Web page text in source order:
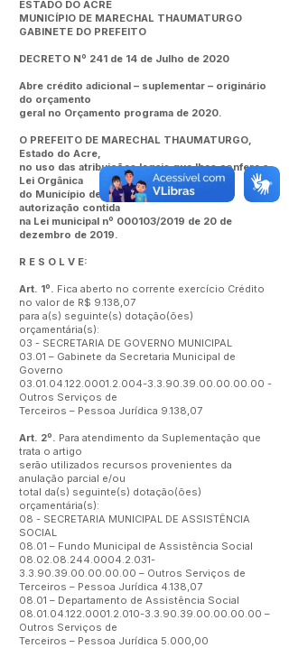
ESTADO DO ACRE
MUNICÍPIO DE MARECHAL THAUMATURGO
GABINETE DO PREFEITO
DECRETO Nº 241 de 14 de Julho de 2020
Abre crédito adicional – suplementar – originário
do orçamento
geral no Orçamento programa de 2020.
O PREFEITO DE MARECHAL THAUMATURGO,
Estado do Acre,
no uso das atribuições legais que lhes confere a
Lei Orgânica
do Município de Marechal Thaumaturgo e
autorização contida
na Lei municipal nº 000103/2019 de 20 de
dezembro de 2019.
R E S O L V E:
Art. 1º. Fica aberto no corrente exercício Crédito
no valor de R$ 9.138,07
para a(s) seguinte(s) dotação(ões)
orçamentária(s):
03 - SECRETARIA DE GOVERNO MUNICIPAL
03.01 – Gabinete da Secretaria Municipal de
Governo
03.01.04.122.0001.2.004-3.3.90.39.00.00.00.00 -
Outros Serviços de
Terceiros – Pessoa Jurídica 9.138,07
Art. 2º. Para atendimento da Suplementação que
trata o artigo
serão utilizados recursos provenientes da
anulação parcial e/ou
total da(s) seguinte(s) dotação(ões)
orçamentária(s):
08 - SECRETARIA MUNICIPAL DE ASSISTÊNCIA
SOCIAL
08.01 – Fundo Municipal de Assistência Social
08.02.08.244.0004.2.031-
3.3.90.39.00.00.00.00 – Outros Serviços de
Terceiros – Pessoa Jurídica 4.138,07
08.01 – Departamento de Assistência Social
08.01.04.122.0001.2.010-3.3.90.39.00.00.00.00 –
Outros Serviços de
Terceiros – Pessoa Jurídica 5.000,00